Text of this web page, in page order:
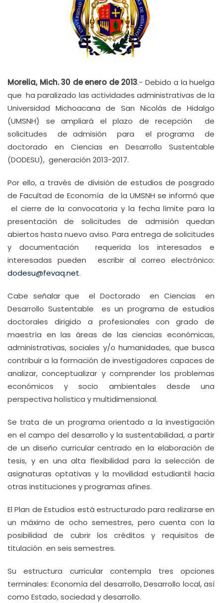
Morelia, Mich. 30 de enero de 2013.- Debido a la huelga
que ha paralizado las actividades administrativas de la
Universidad Michoacana de San Nicolás de Hidalgo
(UMSNH) se ampliará el plazo de recepción de
solicitudes de admisión para el programa de
doctorado en Ciencias en Desarrollo Sustentable
(DODESU), generación 2013-2017.
Por ello, a través de división de estudios de posgrado
de Facultad de Economía de la UMSNH se informó que
el cierre de la convocatoria y la fecha límite para la
presentación de solicitudes de admisión quedan
abiertos hasta nuevo aviso. Para entrega de solicitudes
y documentación requerida los interesados e
interesadas pueden escribir al correo electrónico:
dodesu@fevaq.net.
Cabe señalar que el Doctorado en Ciencias en
Desarrollo Sustentable es un programa de estudios
doctorales dirigido a profesionales con grado de
maestría en las áreas de las ciencias económicas,
administrativas, sociales y/o humanidades, que busca
contribuir a la formación de investigadores capaces de
analizar, conceptualizar y comprender los problemas
económicos y socio ambientales desde una
perspectiva holística y multidimensional.
Se trata de un programa orientado a la investigación
en el campo del desarrollo y la sustentabilidad, a partir
de un diseño curricular centrado en la elaboración de
tesis, y en una alta flexibilidad para la selección de
asignaturas optativas y la movilidad estudiantil hacia
otras instituciones y programas afines.
El Plan de Estudios está estructurado para realizarse en
un máximo de ocho semestres, pero cuenta con la
posibilidad de cubrir los créditos y requisitos de
titulación en seis semestres.
Su estructura curricular contempla tres opciones
terminales: Economía del desarrollo, Desarrollo local, así
como Estado, sociedad y desarrollo.